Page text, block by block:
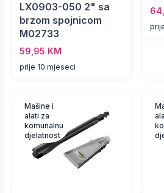
LX0903-050 2" sa
brzom spojnicom
M02733
59,95 KM
prije 10 mjeseci
Mašine i
alati za
komunalnu
djelatnost